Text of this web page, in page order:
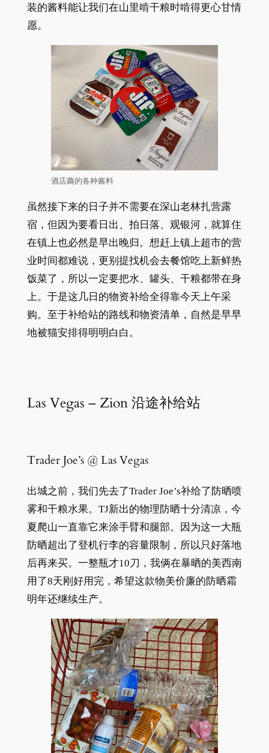
装的酱料能让我们在山里啃干粮时啃得更心甘情
愿。
酒店薅的各种酱料
虽然接下来的日子并不需要在深山老林扎营露
宿，但因为要看日出、拍日落、观银河，就算住
在镇上也必然是早出晚归。想赶上镇上超市的营
业时间都难说，更别提找机会去餐馆吃上新鲜热
饭菜了，所以一定要把水、罐头、干粮都带在身
上。于是这几日的物资补给全得靠今天上午采
购。至于补给站的路线和物资清单，自然是早早
地被猫安排得明明白白。
Las Vegas – Zion 沿途补给站
Trader Joe’s @ Las Vegas
出城之前，我们先去了Trader Joe’s补给了防晒喷
雾和干粮水果。TJ新出的物理防晒十分清凉，今
夏爬山一直靠它来涂手臂和腿部。因为这一大瓶
防晒超出了登机行李的容量限制，所以只好落地
后再来买。一整瓶才10刀，我俩在暴晒的美西南
用了8天刚好用完，希望这款物美价廉的防晒霜
明年还继续生产。